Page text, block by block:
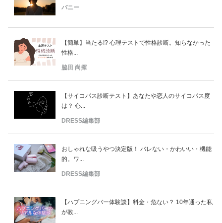
バニー
【簡単】当たる!? 心理テストで性格診断。知らなかった
性格...
脇田 尚揮
【サイコパス診断テスト】あなたや恋人のサイコパス度
は？ 心...
DRESS編集部
おしゃれな吸うやつ決定版！ バレない・かわいい・機能
的。ワ...
DRESS編集部
【ハプニングバー体験談】料金・危ない？ 10年通った私
が教...